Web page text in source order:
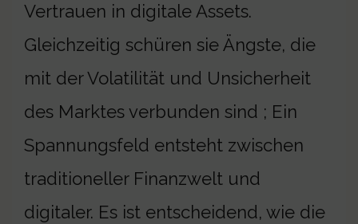
Vertrauen in digitale Assets.
Gleichzeitig schüren sie Ängste, die
mit der Volatilität und Unsicherheit
des Marktes verbunden sind ; Ein
Spannungsfeld entsteht zwischen
traditioneller Finanzwelt und
digitaler. Es ist entscheidend, wie die